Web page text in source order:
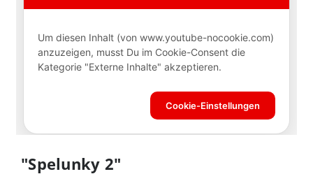
"Spelunky 2"